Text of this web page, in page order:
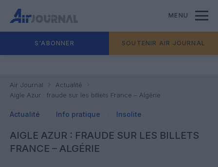
MENU
S'ABONNER SOUTENIR AIR JOURNAL
Air Journal
Actualité
Aigle Azur : fraude sur les billets France – Algérie
Actualité Info pratique Insolite
AIGLE AZUR : FRAUDE SUR LES BILLETS
FRANCE – ALGÉRIE